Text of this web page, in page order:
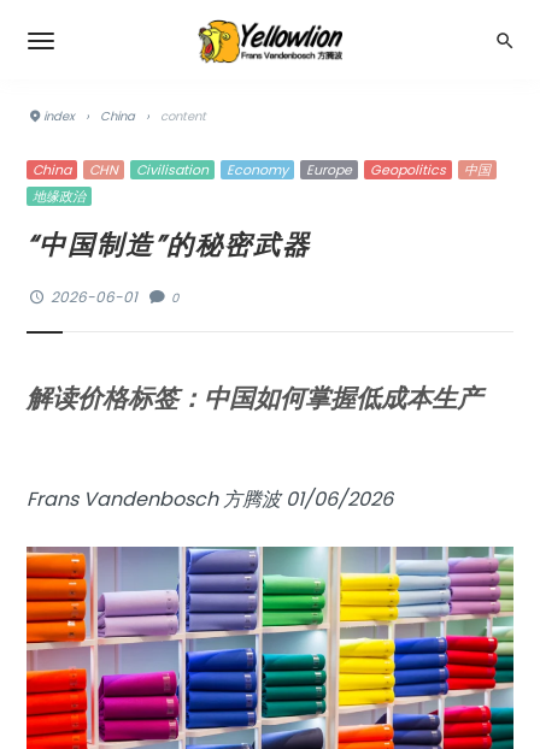
index › China › content
China CHN Civilisation Economy Europe Geopolitics
中国
地缘政治
“中国制造”的秘密武器
2026-06-01 0
解读价格标签：中国如何掌握低成本生产
Frans Vandenbosch 方腾波 01/06/2026